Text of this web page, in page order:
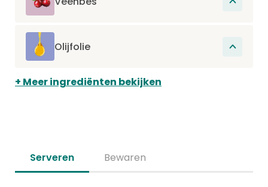
mineralen die de algehele gezondheid van
spijsvertering bevorderen.
werking hebben en een werking hebben
tegen urinewegontstekingen.
Olijfolie
helpen verbeteren. Het helpt de haren te
Meer ingrediënten bekijken
Serveren Bewaren